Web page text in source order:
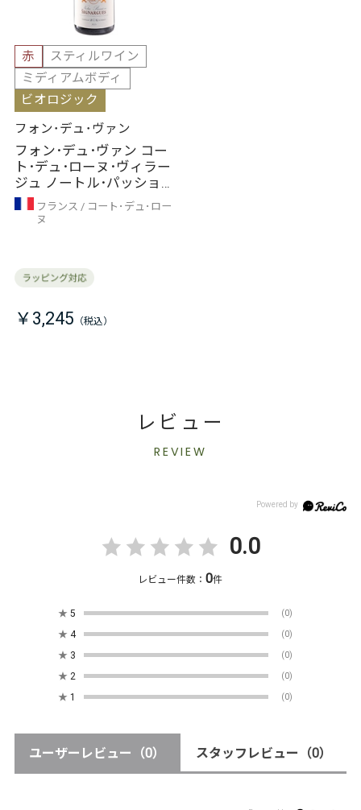
赤
スティルワイン
ミディアムボディ
ビオロジック
フォン･デュ･ヴァン
フォン･デュ･ヴァン コー
ト･デュ･ローヌ･ヴィラー
ジュ ノートル･パッショ
ン 赤（2023年）
フランス
コート･デュ･ロー
ヌ
￥3,245
レビュー
REVIEW
0.0
レビュー件数：0件
★ 5 (0)
★ 4 (0)
★ 3 (0)
★ 2 (0)
★ 1 (0)
ユーザーレビュー （0） スタッフレビュー （0）